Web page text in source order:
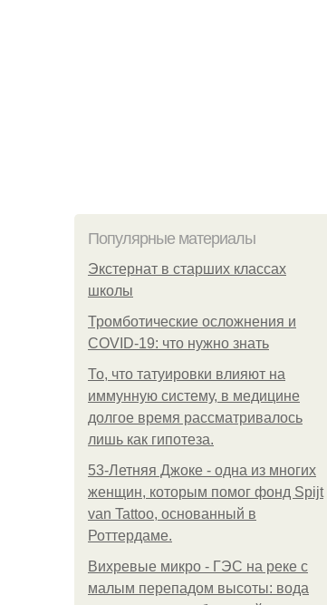
Популярные материалы
Экстернат в старших классах
школы
Тромботические осложнения и
COVID-19: что нужно знать
То, что татуировки влияют на
иммунную систему, в медицине
долгое время рассматривалось
лишь как гипотеза.
53-Летняя Джоке - одна из многих
женщин, которым помог фонд Spijt
van Tattoo, основанный в
Роттердаме.
Вихревые микро - ГЭС на реке с
малым перепадом высоты: вода